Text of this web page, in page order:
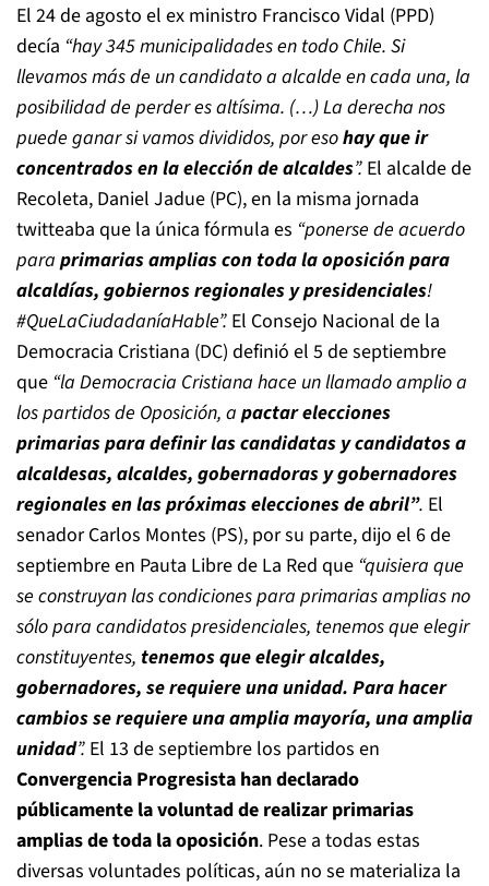
El 24 de agosto el ex ministro Francisco Vidal (PPD)
decía “hay 345 municipalidades en todo Chile. Si
llevamos más de un candidato a alcalde en cada una, la
posibilidad de perder es altísima. (…) La derecha nos
puede ganar si vamos divididos, por esohay que ir
concentrados en la elección de alcaldes”. El alcalde de
Recoleta, Daniel Jadue (PC), en la misma jornada
twitteaba que la única fórmula es “ponerse de acuerdo
para primarias amplias con toda la oposición para
alcaldías, gobiernos regionales y presidenciales!
#QueLaCiudadaníaHable”. El Consejo Nacional de la
Democracia Cristiana (DC) definió el 5 de septiembre
que “la Democracia Cristiana hace un llamado amplio a
los partidos de Oposición, a pactar elecciones
primarias para definir las candidatas y candidatos a
alcaldesas, alcaldes, gobernadoras y gobernadores
regionales en las próximas elecciones de abril”. El
senador Carlos Montes (PS), por su parte, dijo el 6 de
septiembre en Pauta Libre de La Red que “quisiera que
se construyan las condiciones para primarias amplias no
sólo para candidatos presidenciales, tenemos que elegir
constituyentes, tenemos que elegir alcaldes,
gobernadores, se requiere una unidad. Para hacer
cambios se requiere una amplia mayoría, una amplia
unidad”. El 13 de septiembre los partidos en
Convergencia Progresista han declarado
públicamente la voluntad de realizar primarias
amplias de toda la oposición. Pese a todas estas
diversas voluntades políticas, aún no se materializa la